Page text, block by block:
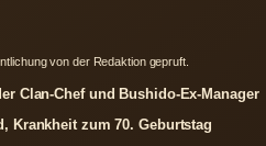
von der Redaktion gepruft.
Clan-Chef und Bushido-Ex-Manager
Krankheit zum 70. Geburtstag